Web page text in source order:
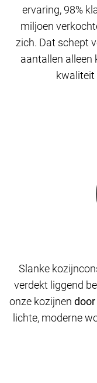
ervaring, 98%
miljoen
zich. Dat schept
aantallen alleen
kwaliteit
Slanke
verdekt liggend
onze kozijnen
​​lichte, moderne